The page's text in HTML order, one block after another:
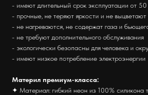
- имеют длительный срок эксплуатации от
- прочные, не теряют яркости и не
- не нагреваются, не содержат газа и
- не требуют дополнительного обслуживания
- экологически безопасны для человека и
- имеют низкое потребление электроэнергии
Материл премиум-класса:
✦ Материал: гибкий неон из 100% силикона